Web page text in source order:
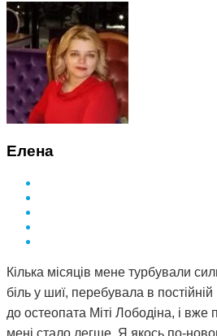
Елена
Кілька місяців мене турбували
біль у шиї, перебувала в
до остеопата Міті Лободіна, і вже
мені стало легше. Я якось по-